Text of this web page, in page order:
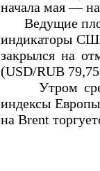
начала мая —
Ведущие
индикаторы
закрылся на
(USD/RUB
Утром
индексы
на Brent